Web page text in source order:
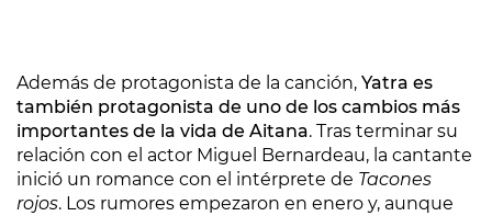
Además de protagonista de la canción, Yatra es
también protagonista de uno de los cambios más
importantes de la vida de Aitana. Tras terminar su
relación con el actor Miguel Bernardeau, la cantante
inició un romance con el intérprete de Tacones
rojos. Los rumores empezaron en enero y, aunque